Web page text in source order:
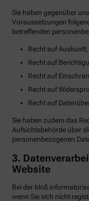
Sie haben gegenüber
Voraussetzungen
betreffenden
Recht auf Auskunft;
Recht auf
Recht auf
Recht auf
Recht auf
Sie haben zudem das
Aufsichtsbehörde über
personenbezogenen
3.
Website
Bei der bloß
wenn Sie sich nicht